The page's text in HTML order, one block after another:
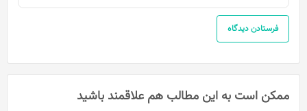
ممکن است به این مطالب هم علاقمند باشید